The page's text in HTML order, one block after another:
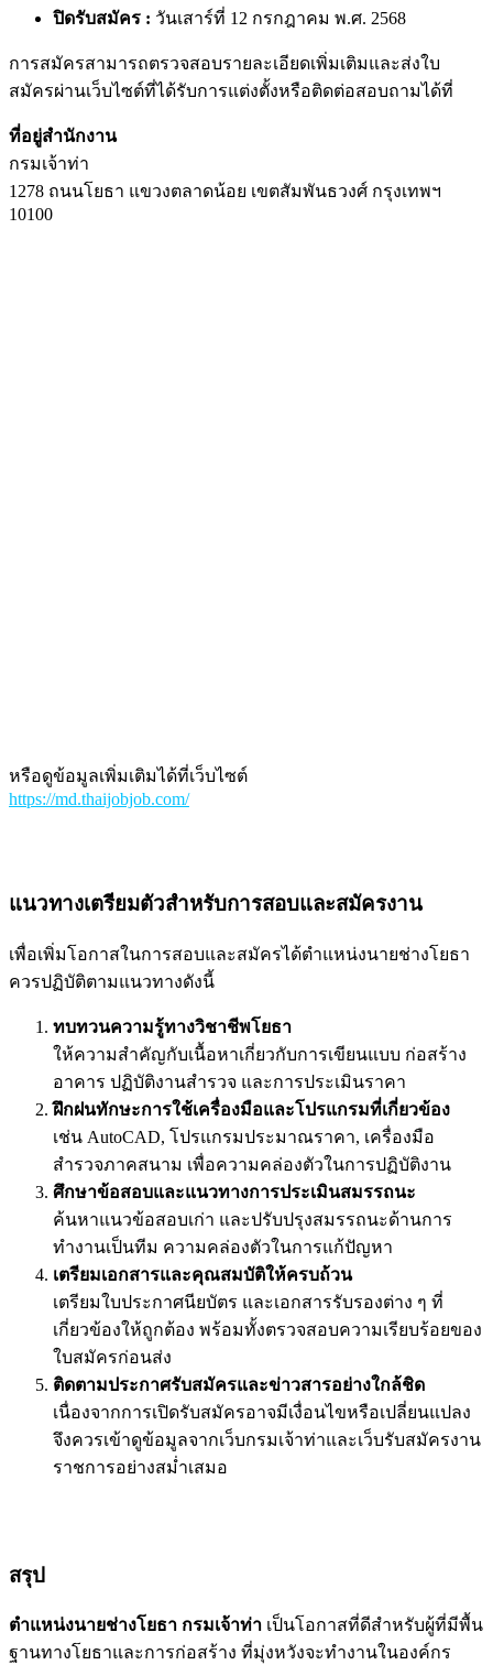
ปิดรับสมัคร : วันเสาร์ที่ 12 กรกฎาคม พ.ศ. 2568
การสมัครสามารถตรวจสอบรายละเอียดเพิ่มเติมและส่งใบ
สมัครผ่านเว็บไซต์ที่ได้รับการแต่งตั้งหรือติดต่อสอบถามได้ที่
ที่อยู่สำนักงาน
กรมเจ้าท่า
1278 ถนนโยธา แขวงตลาดน้อย เขตสัมพันธวงศ์ กรุงเทพฯ
10100
หรือดูข้อมูลเพิ่มเติมได้ที่เว็บไซต์
https://md.thaijobjob.com/
แนวทางเตรียมตัวสำหรับการสอบและสมัครงาน
เพื่อเพิ่มโอกาสในการสอบและสมัครได้ตำแหน่งนายช่างโยธา
ควรปฏิบัติตามแนวทางดังนี้
ทบทวนความรู้ทางวิชาชีพโยธา
ให้ความสำคัญกับเนื้อหาเกี่ยวกับการเขียนแบบ ก่อสร้าง
อาคาร ปฏิบัติงานสำรวจ และการประเมินราคา
ฝึกฝนทักษะการใช้เครื่องมือและโปรแกรมที่เกี่ยวข้อง
เช่น AutoCAD, โปรแกรมประมาณราคา, เครื่องมือ
สำรวจภาคสนาม เพื่อความคล่องตัวในการปฏิบัติงาน
ศึกษาข้อสอบและแนวทางการประเมินสมรรถนะ
ค้นหาแนวข้อสอบเก่า และปรับปรุงสมรรถนะด้านการ
ทำงานเป็นทีม ความคล่องตัวในการแก้ปัญหา
เตรียมเอกสารและคุณสมบัติให้ครบถ้วน
เตรียมใบประกาศนียบัตร และเอกสารรับรองต่าง ๆ ที่
เกี่ยวข้องให้ถูกต้อง พร้อมทั้งตรวจสอบความเรียบร้อยของ
ใบสมัครก่อนส่ง
ติดตามประกาศรับสมัครและข่าวสารอย่างใกล้ชิด
เนื่องจากการเปิดรับสมัครอาจมีเงื่อนไขหรือเปลี่ยนแปลง
จึงควรเข้าดูข้อมูลจากเว็บกรมเจ้าท่าและเว็บรับสมัครงาน
ราชการอย่างสม่ำเสมอ
สรุป
ตำแหน่งนายช่างโยธา กรมเจ้าท่า เป็นโอกาสที่ดีสำหรับผู้ที่มีพื้น
ฐานทางโยธาและการก่อสร้าง ที่มุ่งหวังจะทำงานในองค์กร